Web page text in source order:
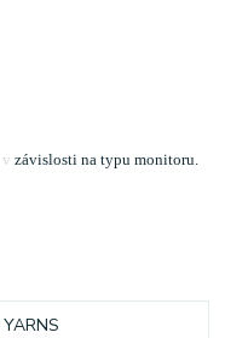
závislosti na typu monitoru.